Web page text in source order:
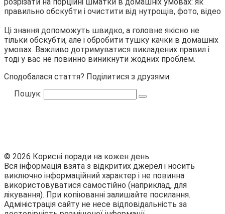
Ці знання допоможуть швидко, а головне якісно не
тільки обскубти, але і обробити тушку качки в домашніх
умовах. Важливо дотримуватися викладених правил і
тоді у вас не повинно виникнути жодних проблем.
Сподобалася стаття? Поділитися з друзями:
Пошук:
© 2026 Корисні поради на кожен день
Вся інформація взята з відкритих джерел і носить
виключно інформаційний характер і не повинна
використовуватися самостійно (наприклад, для
лікування). При копіюванні залишайте посилання.
Адміністрація сайту не несе відповідальність за